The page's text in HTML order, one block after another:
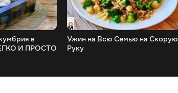
в
И ПРОСТО
Ужин на Всю Семью на Скорую
Руку